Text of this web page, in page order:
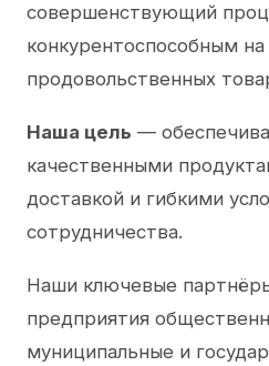
совершенствующий
конкурентоспособным
продовольственных
Наша цель —
качественными
доставкой и гибкими
сотрудничества.
Наши ключевые
предприятия
муниципальные и